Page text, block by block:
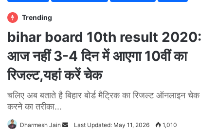
Trending
bihar board 10th result 2020:
आज नहीं 3-4 दिन में आएगा 10वीं का
रिजल्ट,यहां करें चेक
चलिए अब बताते है बिहार बोर्ड मैट्रिक का रिजल्ट ऑनलाइन चेक
करने का तरीका...
Dharmesh Jain
Send
Last Updated: May 11, 2026 1,010